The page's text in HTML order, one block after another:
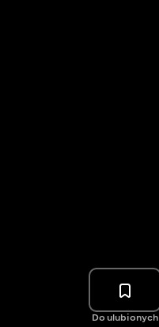
Do ulubionych